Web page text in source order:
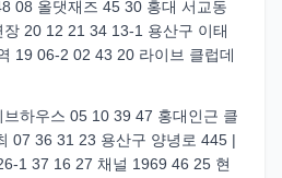
08 올댓재즈 45 30 홍대 서교동
20 12 21 34 13-1 용산구 이태
19 06-2 02 43 20 라이브 클럽데
하우스 05 10 39 47 홍대인근 클
07 36 31 23 용산구 양녕로 445 |
1 37 16 27 채널 1969 46 25 현